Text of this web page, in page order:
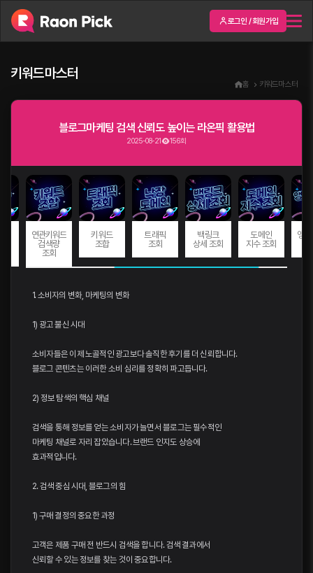
로그인 / 회원가입
키워드마스터
홈 키워드마스터
블로그마케팅 검색 신뢰도 높이는 라온픽 활용법
2025-08-21 156회
연관키워드
검색량
조회
키워드
조합
트래픽
조회
백링크
상세 조회
도메인
지수 조회
앵
1. 소비자의 변화, 마케팅의 변화
1) 광고 불신 시대
소비자들은 이제 노골적인 광고보다 솔직한 후기를 더 신뢰합니다.
블로그 콘텐츠는 이러한 소비 심리를 정확히 파고듭니다.
2) 정보 탐색의 핵심 채널
검색을 통해 정보를 얻는 소비자가 늘면서 블로그는 필수적인
마케팅 채널로 자리 잡았습니다. 브랜드 인지도 상승에
효과적입니다.
2. 검색 중심 시대, 블로그의 힘
1) 구매 결정의 중요한 과정
고객은 제품 구매 전 반드시 검색을 합니다. 검색 결과에서
신뢰할 수 있는 정보를 찾는 것이 중요합니다.